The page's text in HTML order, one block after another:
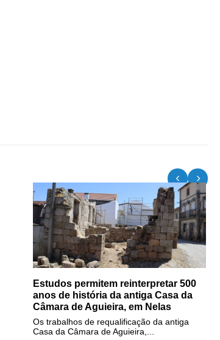
Estudos permitem reinterpretar 500
anos de história da antiga Casa da
Câmara de Aguieira, em Nelas
Os trabalhos de requalificação da antiga
Casa da Câmara de Aguieira,...